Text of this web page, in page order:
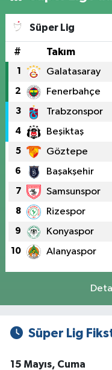
Süper Lig
# Takım
1 Galatasaray
2 Fenerbahçe
3 Trabzonspor
4 Beşiktaş
5 Göztepe
6 Başakşehir
7 Samsunspor
8 Rizespor
9 Konyaspor
10 Alanyaspor
Süper Lig
15 Mayıs, Cuma